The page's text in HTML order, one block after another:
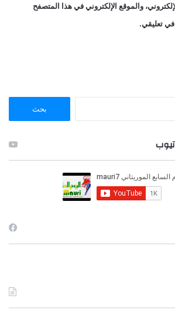
والموقع الإلكتروني في هذا المتصفح
في تعليقي.
ن
: